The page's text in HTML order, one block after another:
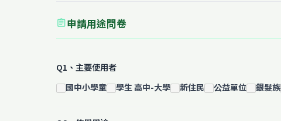
assignment申請用途問卷
Q1、主要使用者
國中小學童 學生 高中-大學 新住民 公益單位 銀髮族